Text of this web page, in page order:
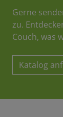
Gerne
zu.
Couch, was
Katalog